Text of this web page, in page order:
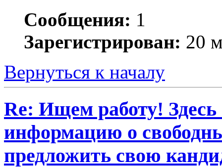
Сообщения: 1
Зарегистрирован: 20
Вернуться к началу
Re: Ищем работу!
информацию о
предложить свою